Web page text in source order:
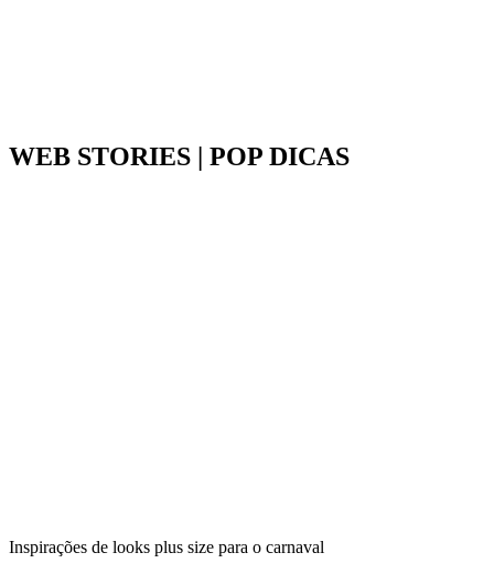
WEB STORIES | POP DICAS
Inspirações de looks plus size para o carnaval